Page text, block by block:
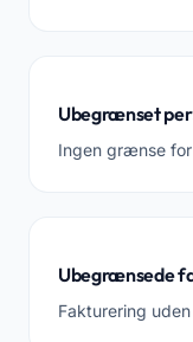
Ubegrænset
Ingen grænse
Ubegrænsede
Fakturering